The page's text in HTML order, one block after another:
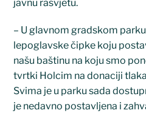
javnu rasvjetu.
– U glavnom gradskom
lepoglavske čipke koju
našu baštinu na koju smo
tvrtki Holcim na donaciji
Svima je u parku sada
je nedavno postavljena i